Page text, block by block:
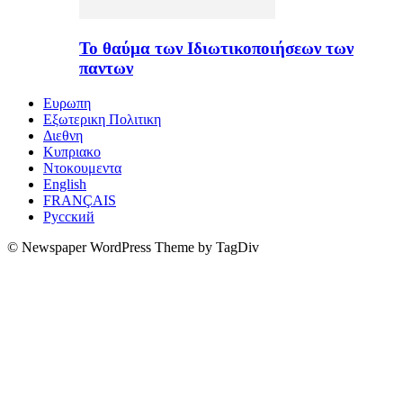
Το θαύμα των Ιδιωτικοποιήσεων των
παντων
Ευρωπη
Εξωτερικη Πολιτικη
Διεθνη
Κυπριακο
Ντοκουμεντα
English
FRANÇAIS
Русский
© Newspaper WordPress Theme by TagDiv